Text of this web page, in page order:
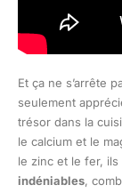
Et ça ne s’arrête
seulement
trésor dans la
le calcium et le
le zinc et le fer,
indéniables,